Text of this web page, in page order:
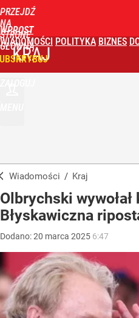
PRZEJDŹ
NA
STRONĘ
GŁÓWNĄ
WPROST
WIADOMOŚCI POLITYKA BIZNES
KRAJ
Wiadomości / Kraj
Olbrychski
Błyskawiczna
Dodano:20 marca 2025 6:47